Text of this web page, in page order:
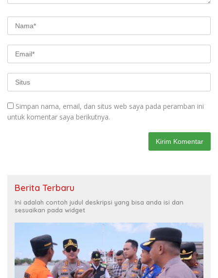
Simpan nama, email, dan situs web saya pada peramban ini
untuk komentar saya berikutnya.
Berita Terbaru
Ini adalah contoh judul deskripsi yang bisa anda isi dan
sesuaikan pada widget